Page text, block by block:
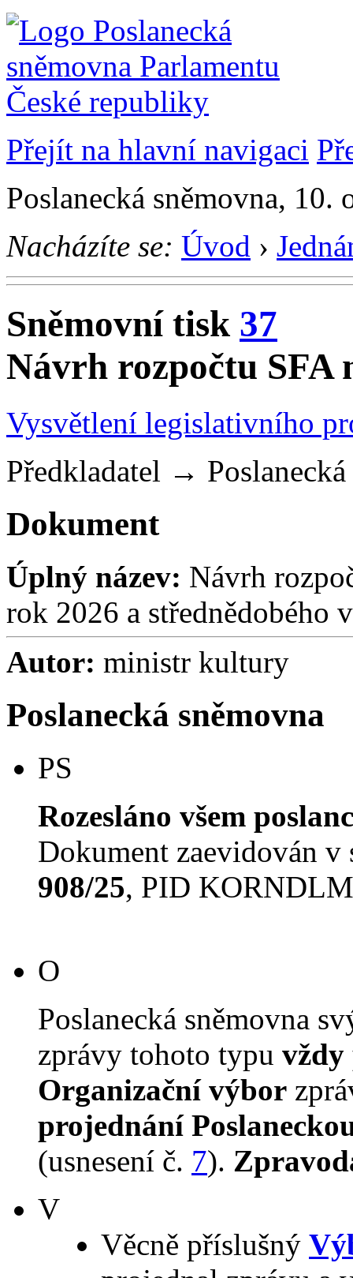
Přejít na hlavní navigaci
Poslanecká sněmovna, 10.
Nacházíte se: Úvod ›
Sněmovní tisk 37
Návrh rozpočtu SFA
Vysvětlení legislativního
Předkladatel →
Dokument
Úplný název: Návrh
rok 2026 a střednědobého
Autor: ministr kultury
Poslanecká sněmovna
PS
Rozesláno všem
Dokument zaevidován v
908/25, PID
O
Poslanecká sněmovna
zprávy tohoto typu vždy
Organizační výbor
projednání
(usnesení č. 7).
V
Věcně příslušný